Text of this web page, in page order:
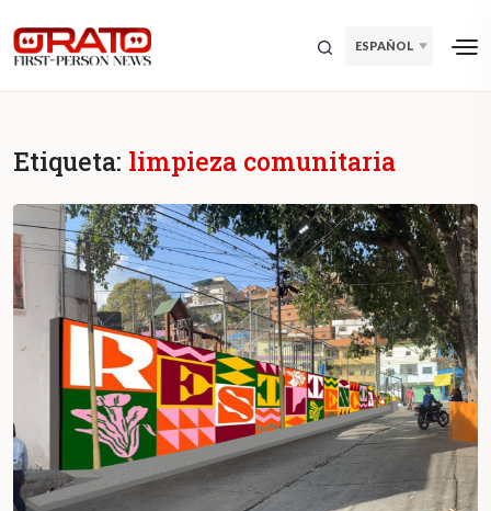
ESPAÑOL
Etiqueta: limpieza comunitaria